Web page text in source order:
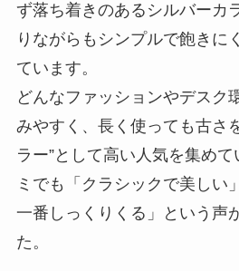
ず落ち着きのあるシルバーカ
りながらもシンプルで飽きに
ています。
どんなファッションやデスク
みやすく、長く使っても古さ
ラー”として高い人気を集め
ミでも「クラシックで美しい
一番しっくりくる」という声
た。